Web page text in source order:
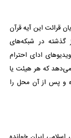
قرائت این آیه قرآن
در شبکه‌های
ادای احترام
می‌دهد که هر هیئت یا
و پس از آن محل را